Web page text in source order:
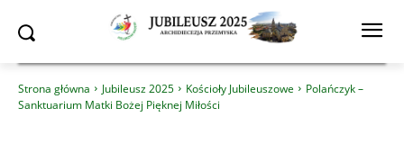
Strona główna Jubileusz 2025 Kościoły Jubileuszowe
Polańczyk –
Sanktuarium Matki Bożej Pięknej Miłości